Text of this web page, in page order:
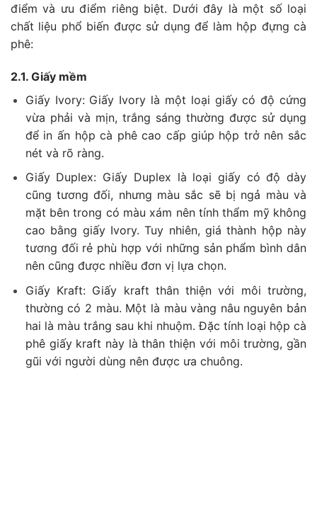
điểm và ưu điểm riêng biệt. Dưới đây là một số loại
chất liệu phổ biến được sử dụng để làm hộp đựng cà
phê:
2.1. Giấy mềm
Giấy Ivory: Giấy Ivory là một loại giấy có độ cứng
vừa phải và mịn, trắng sáng thường được sử dụng
để in ấn hộp cà phê cao cấp giúp hộp trở nên sắc
nét và rõ ràng.
Giấy Duplex: Giấy Duplex là loại giấy có độ dày
cũng tương đối, nhưng màu sắc sẽ bị ngả màu và
mặt bên trong có màu xám nên tính thẩm mỹ không
cao bằng giấy Ivory. Tuy nhiên, giá thành hộp này
tương đối rẻ phù hợp với những sản phẩm bình dân
nên cũng được nhiều đơn vị lựa chọn.
Giấy Kraft: Giấy kraft thân thiện với môi trường,
thường có 2 màu. Một là màu vàng nâu nguyên bản
hai là màu trắng sau khi nhuộm. Đặc tính loại hộp cà
phê giấy kraft này là thân thiện với môi trường, gần
gũi với người dùng nên được ưa chuông.